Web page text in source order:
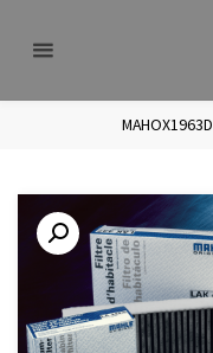
MAHOX1963D